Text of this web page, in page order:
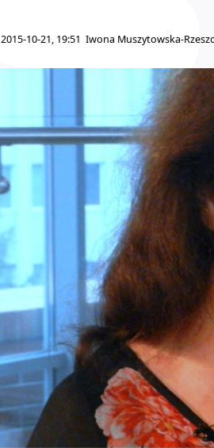
2015-10-21, 19:51 Iwona Muszytowska-